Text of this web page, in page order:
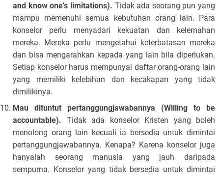
and know one's limitations). Tidak ada seorang pun yang
mampu memenuhi semua kebutuhan orang lain. Para
konselor perlu menyadari kekuatan dan kelemahan
mereka. Mereka perlu mengetahui keterbatasan mereka
dan bisa mengarahkan kepada yang lain bila diperlukan.
Setiap konselor harus mempunyai daftar orang-orang lain
yang memiliki kelebihan dan kecakapan yang tidak
dimilikinya.
Mau dituntut pertanggungjawabannya (Willing to be
accountable). Tidak ada konselor Kristen yang boleh
menolong orang lain kecuali ia bersedia untuk dimintai
pertanggungjawabannya. Kenapa? Karena konselor juga
hanyalah seorang manusia yang jauh daripada
sempurna. Konselor yang tidak bersedia untuk dimintai